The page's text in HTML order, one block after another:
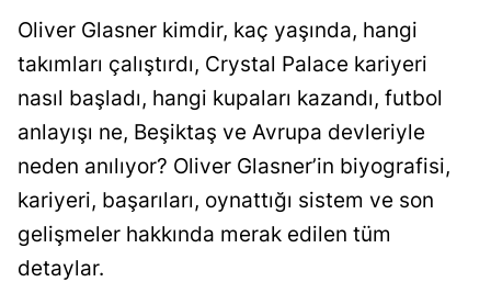
Oliver Glasner kimdir, kaç yaşında, hangi
takımları çalıştırdı, Crystal Palace kariyeri
nasıl başladı, hangi kupaları kazandı, futbol
anlayışı ne, Beşiktaş ve Avrupa devleriyle
neden anılıyor? Oliver Glasner’in biyografisi,
kariyeri, başarıları, oynattığı sistem ve son
gelişmeler hakkında merak edilen tüm
detaylar.